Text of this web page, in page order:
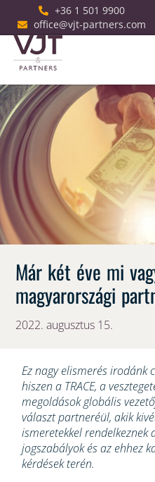
+36 1 501 9900
office@vjt-partners.com
Már két éve mi
magyarországi
2022. augusztus 15.
Ez nagy elismerés irodánk
hiszen a TRACE, a
megoldások globális
választ partneréül, akik
ismeretekkel rendelkeznek
jogszabályok és az ehhez
kérdések terén.